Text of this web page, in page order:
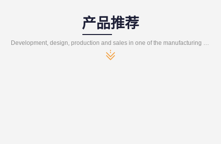
产品推荐
Development, design, production and sales in one of the manufacturing enterprises